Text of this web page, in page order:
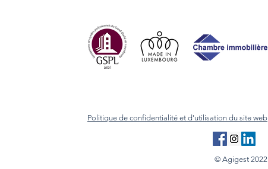
Politique de confidentialité et d'utilisation du site web
© Agigest 2022